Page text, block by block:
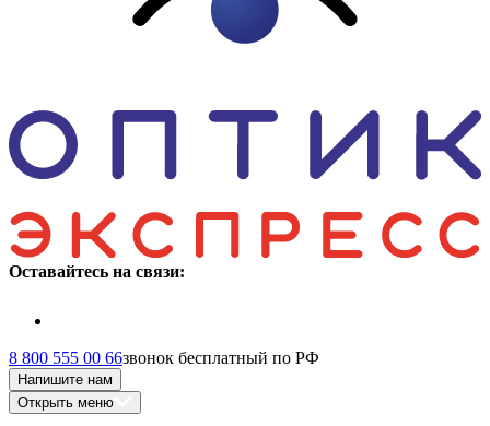
Оставайтесь на связи:
8 800 555 00 66звонок бесплатный по РФ
Напишите нам
Открыть меню